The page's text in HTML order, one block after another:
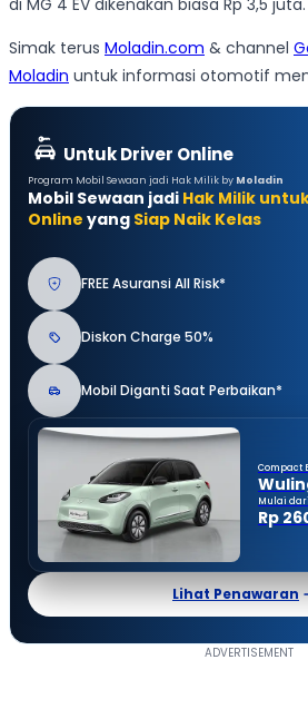
di MG 4 EV dikenakan biasa Rp 3,5 juta.
Simak terus Moladin.com & channel
Moladin untuk informasi otomotif
Untuk Driver Online
Program Mobil Sewaan jadi Hak Milik by Moladin
Mobil Sewaan jadi Hak Milik
Online yang Siap Naik Kelas
FREE Asuransi All Risk*
Diskon Charge 50%
Mobil Diganti Saat Perbaikan*
Compact
Mulai dari
Rp
Lihat Penawaran